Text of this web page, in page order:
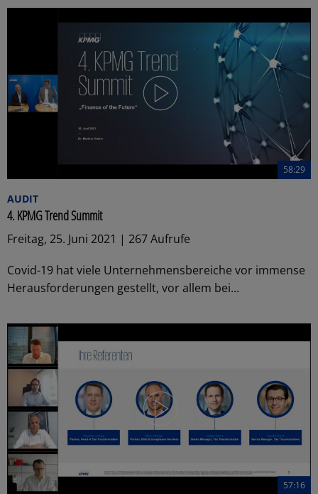
58:29
AUDIT
4. KPMG Trend Summit
Freitag, 25. Juni 2021 | 267 Aufrufe
Covid-19 hat viele Unternehmensbereiche vor immense
Herausforderungen gestellt, vor allem bei...
57:16